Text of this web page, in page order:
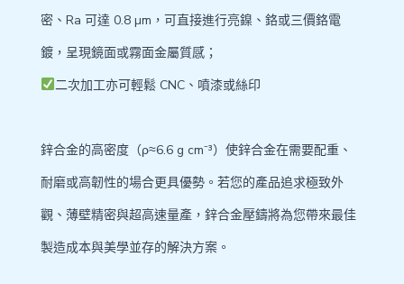
密、Ra 可達 0.8 µm，可直接進行亮鎳、鉻或三價鉻電
鍍，呈現鏡面或霧面金屬質感；
二次加工亦可輕鬆 CNC、噴漆或絲印
鋅合金的高密度（ρ≈6.6 g cm⁻³）使鋅合金在需要配重、
耐磨或高韌性的場合更具優勢。若您的產品追求極致外
觀、薄壁精密與超高速量產，鋅合金壓鑄將為您帶來最佳
製造成本與美學並存的解決方案。